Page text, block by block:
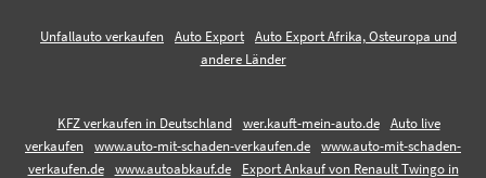
Unfallauto verkaufen Auto Export
Auto Export Afrika, Osteuropa und
andere Länder
KFZ verkaufen in Deutschland wer.kauft-mein-auto.de
Auto live
verkaufen
www.auto-mit-schaden-verkaufen.de
www.auto-mit-schaden-
verkaufen.de
www.autoabkauf.de
Export Ankauf von Renault Twingo in